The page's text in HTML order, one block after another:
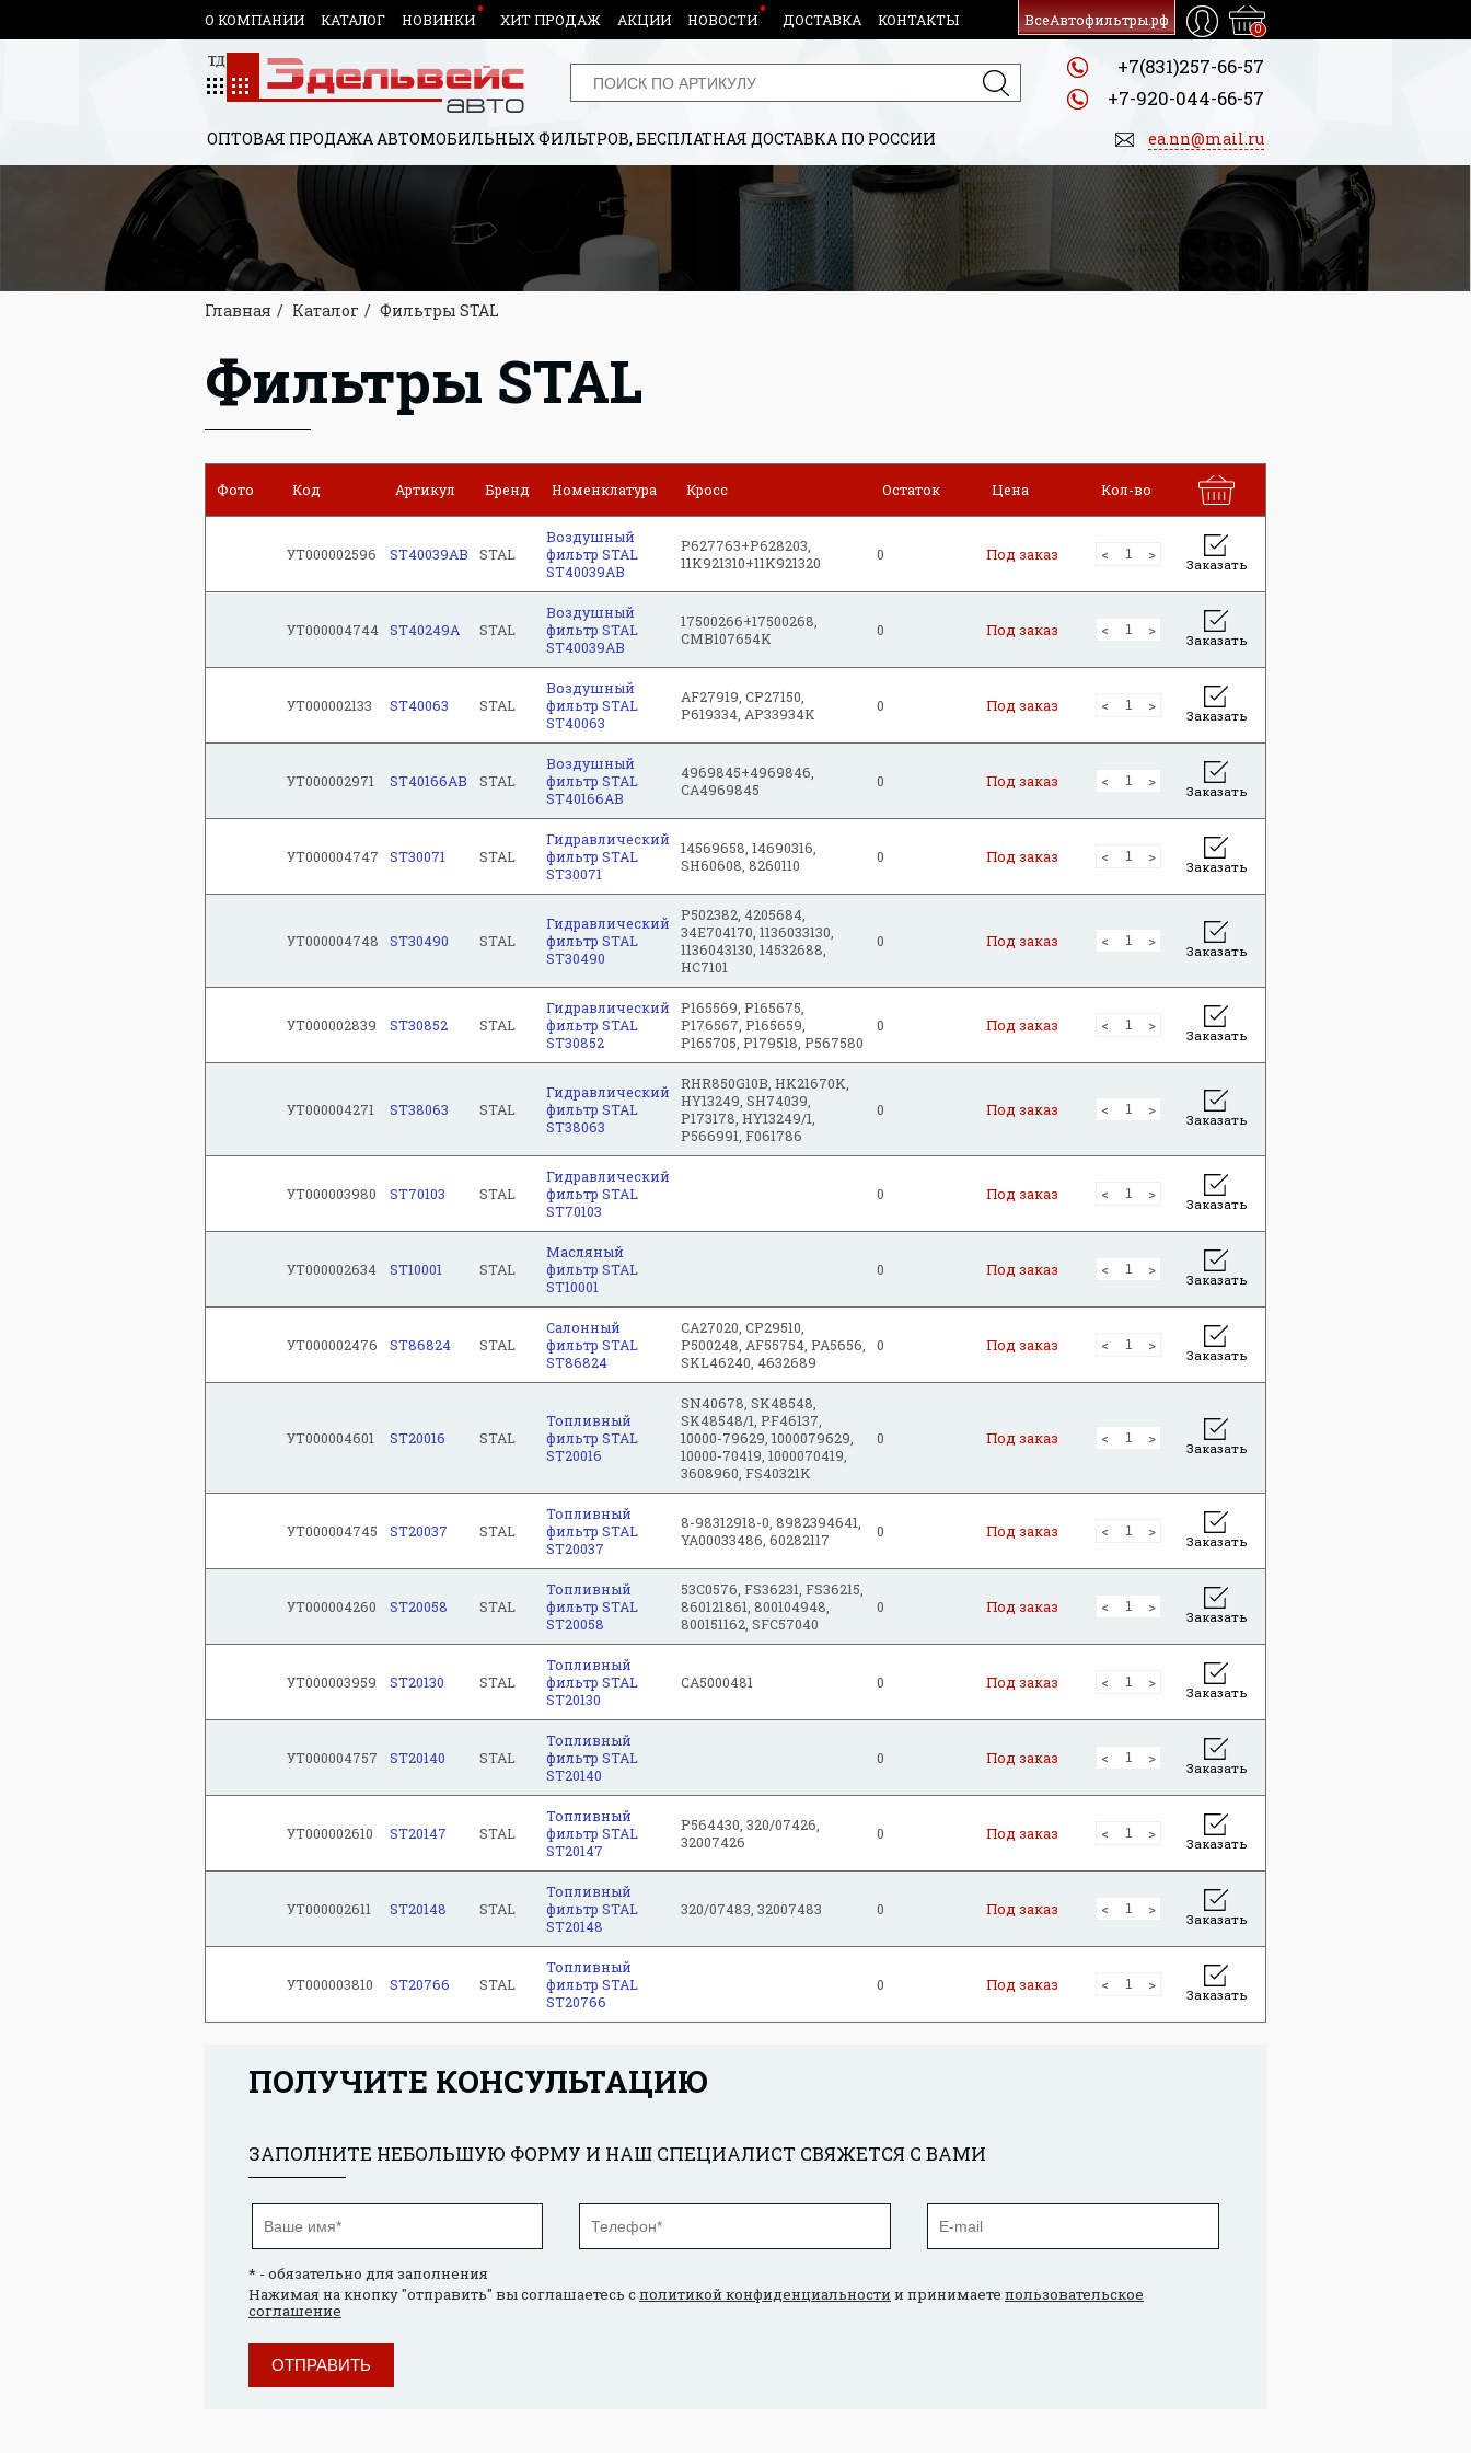
О КОМПАНИИ КАТАЛОГ НОВИНКИ ХИТ ПРОДАЖ АКЦИИ НОВОСТИ ДОСТАВКА КОНТАКТЫ ВсеАвтофильтры.рф
0
+7(831)257-66-57
+7-920-044-66-57
ОПТОВАЯ ПРОДАЖА АВТОМОБИЛЬНЫХ ФИЛЬТРОВ, БЕСПЛАТНАЯ ДОСТАВКА ПО РОССИИ ea.nn@mail.ru
Главная Каталог Фильтры STAL
Фильтры STAL
Фото Код Артикул Бренд Номенклатура Кросс Остаток Цена Кол-во
УТ000002596 ST40039AB STAL
Воздушный
фильтр STAL
ST40039AB
P627763+P628203,
11K921310+11K921320
0 Под заказ
Заказать
УТ000004744 ST40249A STAL
Воздушный
фильтр STAL
ST40039AB
17500266+17500268,
CMB107654K
0 Под заказ
Заказать
УТ000002133 ST40063 STAL
Воздушный
фильтр STAL
ST40063
AF27919, CP27150,
P619334, AP33934K
0 Под заказ
Заказать
УТ000002971 ST40166AB STAL
Воздушный
фильтр STAL
ST40166AB
4969845+4969846,
CA4969845
0 Под заказ
Заказать
УТ000004747 ST30071 STAL
Гидравлический
фильтр STAL
ST30071
14569658, 14690316,
SH60608, 8260110
0 Под заказ
Заказать
УТ000004748 ST30490 STAL
Гидравлический
фильтр STAL
ST30490
P502382, 4205684,
34E704170, 1136033130,
1136043130, 14532688,
HC7101
0 Под заказ
Заказать
УТ000002839 ST30852 STAL
Гидравлический
фильтр STAL
ST30852
P165569, P165675,
P176567, P165659,
P165705, P179518, P567580
0 Под заказ
Заказать
УТ000004271 ST38063 STAL
Гидравлический
фильтр STAL
ST38063
RHR850G10B, HK21670K,
HY13249, SH74039,
P173178, HY13249/1,
P566991, F061786
0 Под заказ
Заказать
УТ000003980 ST70103 STAL
Гидравлический
фильтр STAL
ST70103
0 Под заказ
Заказать
УТ000002634 ST10001 STAL
Масляный
фильтр STAL
ST10001
0 Под заказ
Заказать
УТ000002476 ST86824 STAL
Салонный
фильтр STAL
ST86824
CA27020, CP29510,
P500248, AF55754, PA5656,
SKL46240, 4632689
0 Под заказ
Заказать
УТ000004601 ST20016 STAL
Топливный
фильтр STAL
ST20016
SN40678, SK48548,
SK48548/1, PF46137,
10000-79629, 1000079629,
10000-70419, 1000070419,
3608960, FS40321K
0 Под заказ
Заказать
УТ000004745 ST20037 STAL
Топливный
фильтр STAL
ST20037
8-98312918-0, 8982394641,
YA00033486, 60282117
0 Под заказ
Заказать
УТ000004260 ST20058 STAL
Топливный
фильтр STAL
ST20058
53C0576, FS36231, FS36215,
860121861, 800104948,
800151162, SFC57040
0 Под заказ
Заказать
УТ000003959 ST20130 STAL
Топливный
фильтр STAL
ST20130
CA5000481 0 Под заказ
Заказать
УТ000004757 ST20140 STAL
Топливный
фильтр STAL
ST20140
0 Под заказ
Заказать
УТ000002610 ST20147 STAL
Топливный
фильтр STAL
ST20147
P564430, 320/07426,
32007426
0 Под заказ
Заказать
УТ000002611 ST20148 STAL
Топливный
фильтр STAL
ST20148
320/07483, 32007483 0 Под заказ
Заказать
УТ000003810 ST20766 STAL
Топливный
фильтр STAL
ST20766
0 Под заказ
Заказать
ПОЛУЧИТЕ КОНСУЛЬТАЦИЮ
ЗАПОЛНИТЕ НЕБОЛЬШУЮ ФОРМУ И НАШ СПЕЦИАЛИСТ СВЯЖЕТСЯ С ВАМИ
* - обязательно для заполнения
Нажимая на кнопку "отправить" вы соглашаетесь сполитикой конфиденциальности и принимаете пользовательское
соглашение
ОТПРАВИТЬ